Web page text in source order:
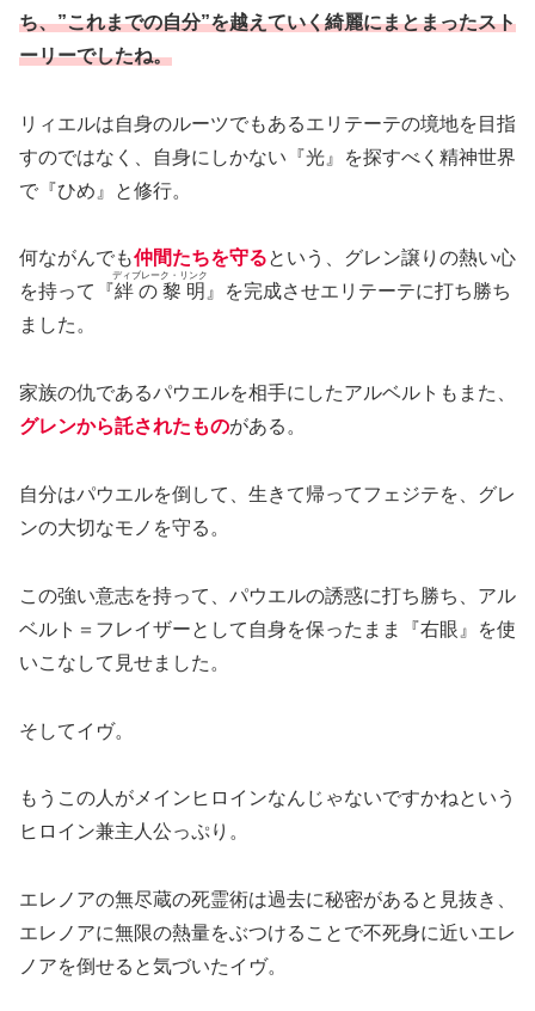
ち、”これまでの自分”を越えていく綺麗にまとまったスト
ーリーでしたね。
リィエルは自身のルーツでもあるエリテーテの境地を目指
すのではなく、自身にしかない『光』を探すべく精神世界
で『ひめ』と修行。
何ながんでも仲間たちを守るという、グレン譲りの熱い心
を持って『絆の黎明
ディブレーク・リンク
』を完成させエリテーテに打ち勝ち
ました。
家族の仇であるパウエルを相手にしたアルベルトもまた、
グレンから託されたものがある。
自分はパウエルを倒して、生きて帰ってフェジテを、グレ
ンの大切なモノを守る。
この強い意志を持って、パウエルの誘惑に打ち勝ち、アル
ベルト＝フレイザーとして自身を保ったまま『右眼』を使
いこなして見せました。
そしてイヴ。
もうこの人がメインヒロインなんじゃないですかねという
ヒロイン兼主人公っぷり。
エレノアの無尽蔵の死霊術は過去に秘密があると見抜き、
エレノアに無限の熱量をぶつけることで不死身に近いエレ
ノアを倒せると気づいたイヴ。